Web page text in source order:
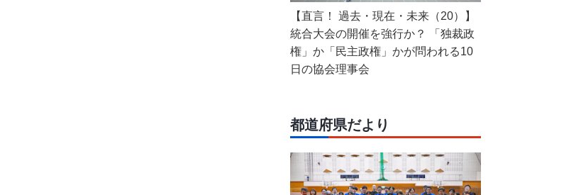
【直言！ 過去・現在・未来（20）】
統合大会の開催を強行か？ 「独裁政
権」か「民主政権」かが問われる10
日の協会理事会
都道府県だより